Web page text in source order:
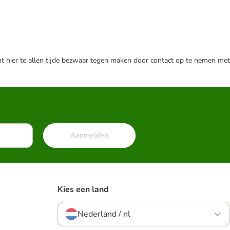
te allen tijde bezwaar tegen maken door contact op te nemen met
Aanmelden
Kies een land
Nederland / nl